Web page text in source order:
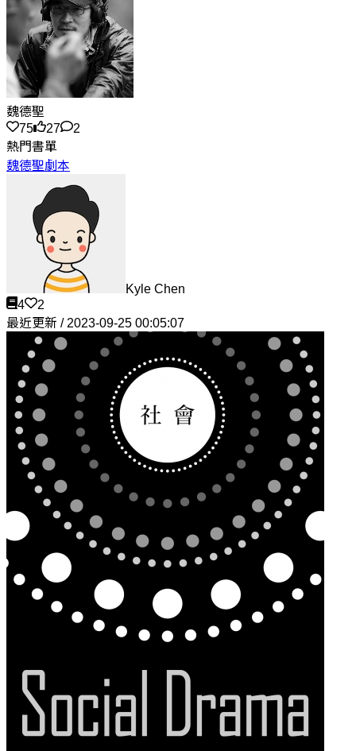
魏德聖
75
27
2
熱門書單
魏德聖劇本
Kyle Chen
4
2
最近更新 / 2023-09-25 00:05:07